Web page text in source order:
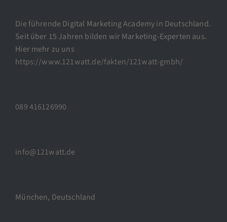
Die führende Digital Marketing Academy in Deutschland.
Seit über 15 Jahren bilden wir Marketing-Experten aus.
Hier mehr zu uns
https://www.121watt.de/fakten/121watt-gmbh/
089 416126990
info@121watt.de
München, Deutschland